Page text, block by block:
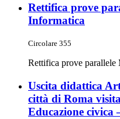
Rettifica prove
Informatica
Circolare 355
Rettifica prove parallele
Uscita didattica
città di Roma
Educazione civica